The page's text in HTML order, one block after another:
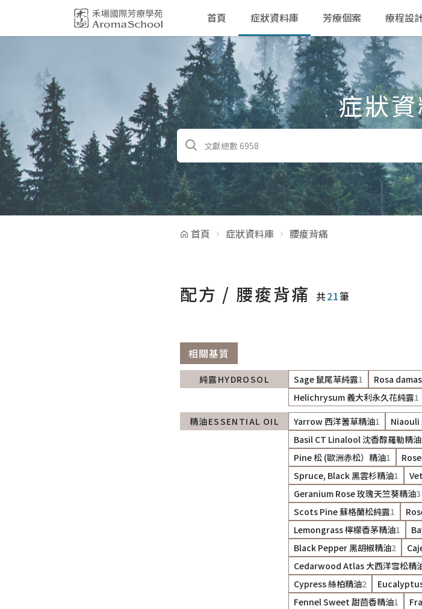
首頁 症狀資料庫 芳療個案 療程設
症狀
首頁 症狀資料庫 腰痠背痛
配方 / 腰痠背痛 共21筆
相關基質
純露HYDROSOL Sage 鼠尾草純露1 Rosa
Helichrysum 義大利永久花純露1
精油ESSENTIAL OIL
Yarrow 西洋蓍草精油1 Niaouli
Basil CT Linalool 沈香醇羅勒精油
Pine 松 (歐洲赤松）精油1
Spruce, Black 黑雲杉精油1
Geranium Rose 玫瑰天竺葵精油3
Scots Pine 蘇格蘭松純露1
Lemongrass 檸檬香茅精油1
Black Pepper 黑胡椒精油2
Cedarwood Atlas 大西洋雪松精
Cypress 絲柏精油2
Fennel Sweet 甜茴香精油1